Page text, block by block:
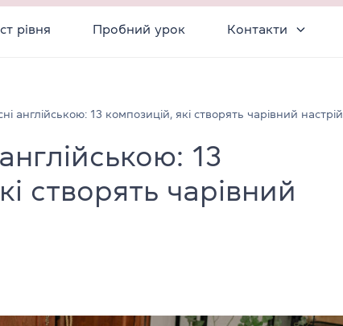
рівня Пробний урок Контакти
англійською: 13 композицій, які створять чарівний настрій
англійською: 13
створять чарівний